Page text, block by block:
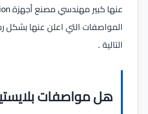
التالية .
هل مواصفات بلايستيشن 5 سوف تدعم الفيديو